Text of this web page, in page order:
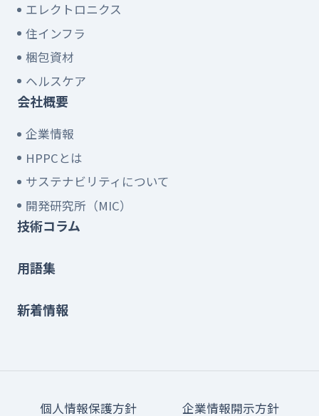
エレクトロニクス
住インフラ
梱包資材
ヘルスケア
会社概要
企業情報
HPPCとは
サステナビリティについて
開発研究所（MIC）
技術コラム
用語集
新着情報
個人情報保護方針 企業情報開示方針